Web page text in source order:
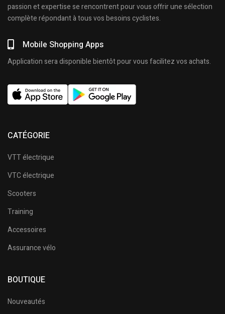
passion et expertise se rencontrent pour vous offrir une sélection
complète répondant à tous vos besoins cyclistes.
Mobile Shopping Apps
Application sera disponible bientôt pour vous facilitez vos achats.
CATÉGORIE
VTT électrique
VTC électrique
Scooters
Training
Accessoires
Assurance vélo
BOUTIQUE
Nouveautés